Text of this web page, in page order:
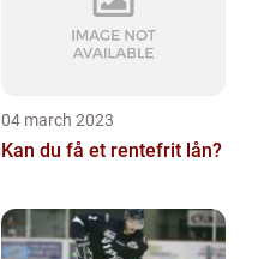
04 march 2023
Kan du få et rentefrit lån?